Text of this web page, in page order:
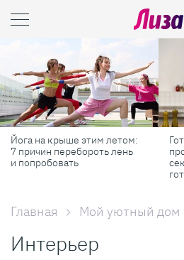
Готовь как шеф-повар: 6
профессиональных
секретов, которые помогут
Главная Мой уютный дом
Интерьер